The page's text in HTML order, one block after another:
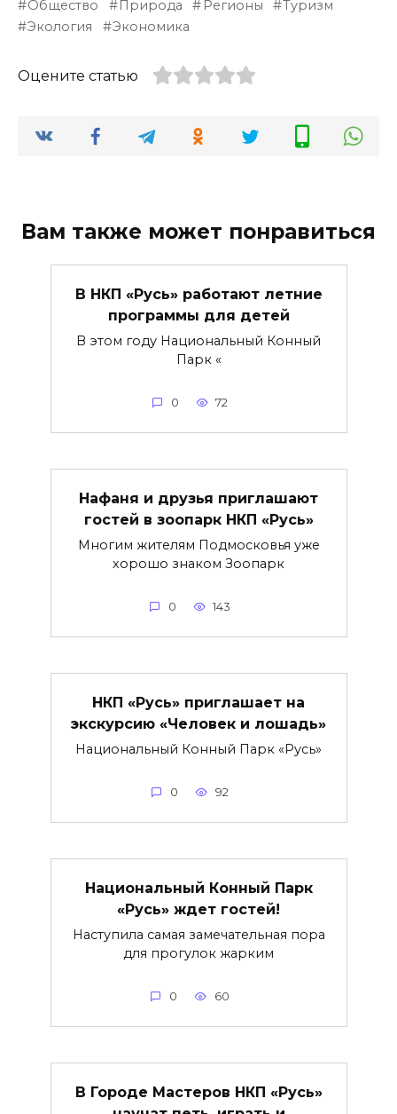
Общество
Природа Регионы
Туризм
Экология
Экономика
Оцените статью
Вам также может понравиться
В НКП «Русь» работают летние
программы для детей
В этом году Национальный Конный
Парк «
0 72
Нафаня и друзья приглашают
гостей в зоопарк НКП «Русь»
Многим жителям Подмосковья уже
хорошо знаком Зоопарк
0 143
НКП «Русь» приглашает на
экскурсию «Человек и лошадь»
Национальный Конный Парк «Русь»
0 92
Национальный Конный Парк
«Русь» ждет гостей!
Наступила самая замечательная пора
для прогулок жарким
0 60
В Городе Мастеров НКП «Русь»